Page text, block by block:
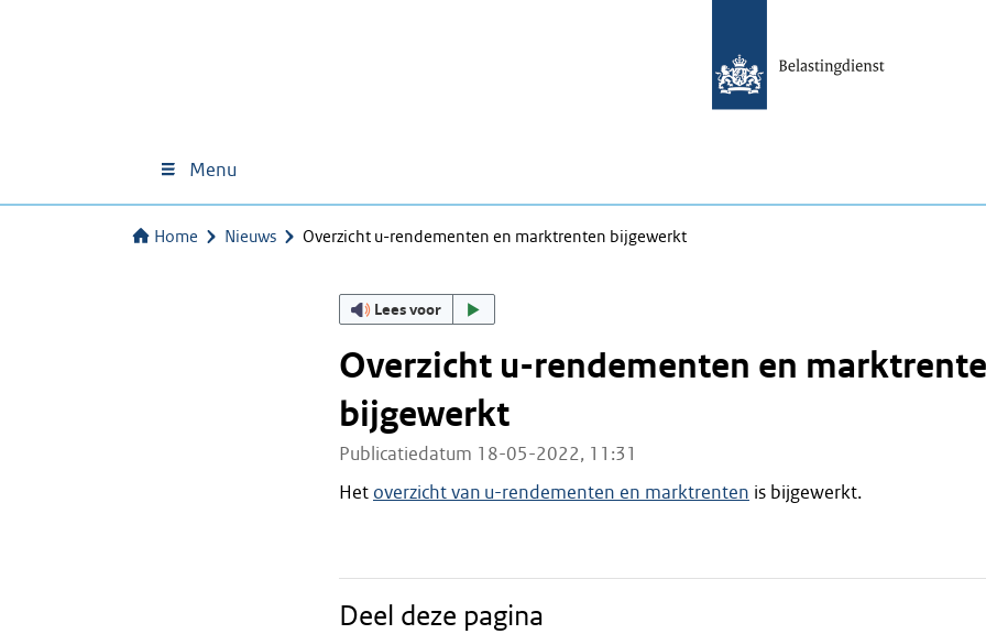
Menu
Home Nieuws Overzicht u-rendementen en marktrenten bijgewerkt
Lees voor
Overzicht u-rendementen en
bijgewerkt
Publicatiedatum 18-05-2022, 11:31
Het overzicht van u-rendementen en marktrenten is bijgewerkt.
Deel deze pagina